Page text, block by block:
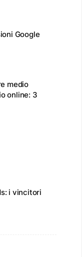
Google
medio
online: 3
i vincitori